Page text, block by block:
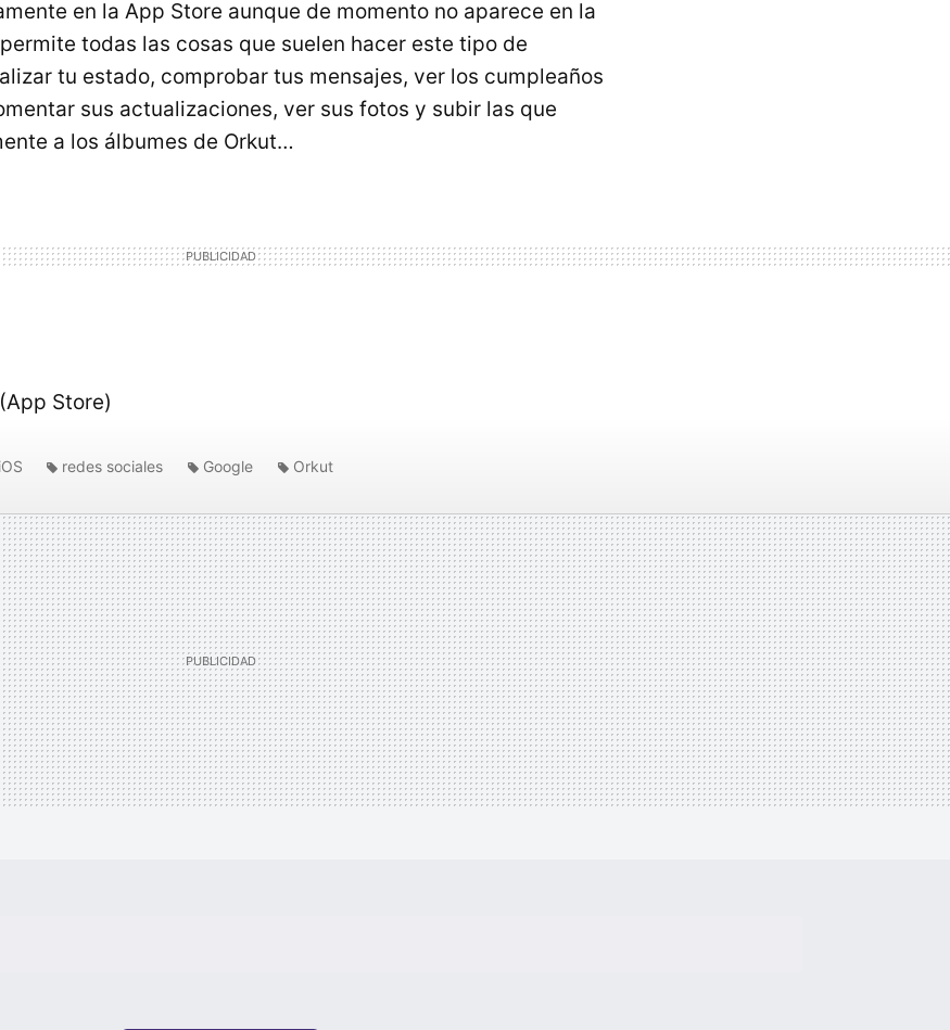
en la App Store aunque de momento no aparece en la
todas las cosas que suelen hacer este tipo de
tu estado, comprobar tus mensajes, ver los cumpleaños
sus actualizaciones, ver sus fotos y subir las que
a los álbumes de Orkut…
(App Store)
redes sociales Google Orkut